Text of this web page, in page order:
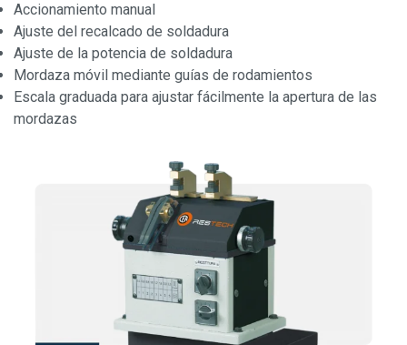
Accionamiento manual
Ajuste del recalcado de soldadura
Ajuste de la potencia de soldadura
Mordaza móvil mediante guías de rodamientos
Escala graduada para ajustar fácilmente la apertura de las
mordazas